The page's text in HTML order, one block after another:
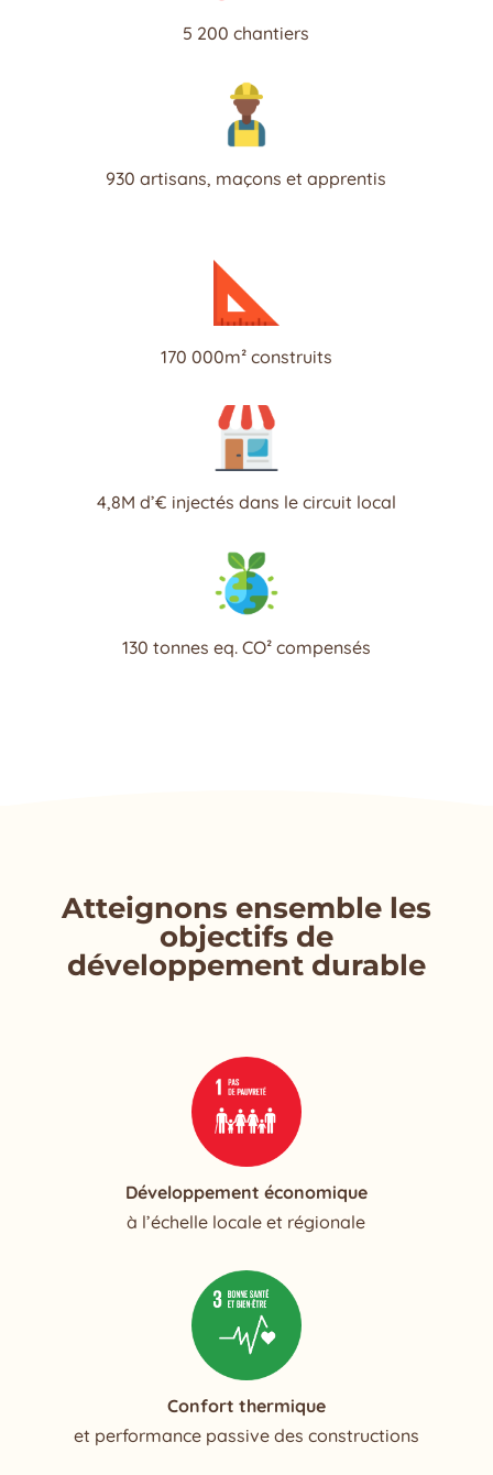
5 200 chantiers
930 artisans, maçons et apprentis
170 000m² construits
4,8M d’€ injectés dans le circuit local
130 tonnes eq. CO² compensés
Atteignons ensemble les
objectifs de
développement durable
Développement économique
à l’échelle locale et régionale
Confort thermique
et performance passive des constructions